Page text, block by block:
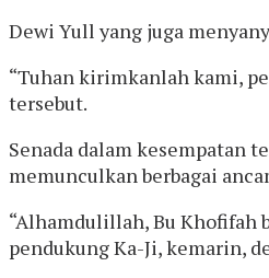
Dewi Yull yang juga
“Tuhan kirimkanlah kami,
tersebut.
Senada dalam kesempatan
memunculkan berbagai
“Alhamdulillah, Bu Khofifah
pendukung Ka-Ji, kemarin,